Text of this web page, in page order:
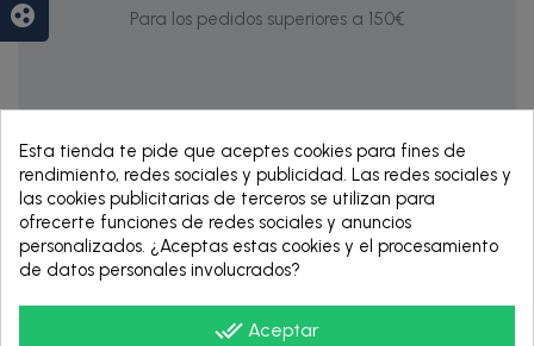
Para los pedidos superiores a 150€
HASTA 60 MESES
Esta tienda te pide que aceptes cookies para fines de
rendimiento, redes sociales y publicidad. Las redes sociales y
las cookies publicitarias de terceros se utilizan para
ofrecerte funciones de redes sociales y anuncios
personalizados. ¿Aceptas estas cookies y el procesamiento
de datos personales involucrados?
done_all Aceptar
group_work